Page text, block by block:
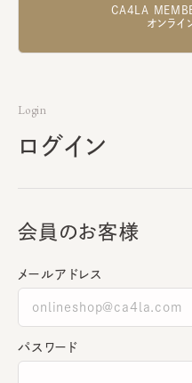
CA4LA
オンライ
Login
ログイン
会員のお客様
メールアドレス
パスワード